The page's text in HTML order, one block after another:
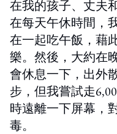
在我的孩子、丈夫
在每天午休時間，
在一起吃午飯，藉
樂。然後，大約在
會休息一下，出外
步，但我嘗試走
時遠離一下屏幕，
毒。